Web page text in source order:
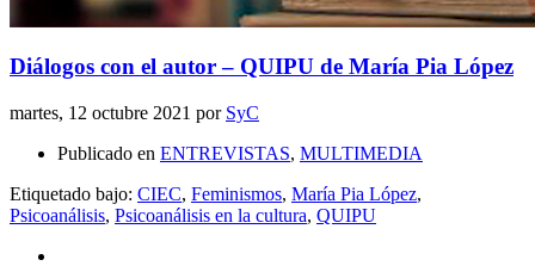
Diálogos con el autor – QUIPU de María Pia López
martes, 12 octubre 2021 por SyC
Publicado en ENTREVISTAS, MULTIMEDIA
Etiquetado bajo: CIEC, Feminismos, María Pia López,
Psicoanálisis, Psicoanálisis en la cultura, QUIPU